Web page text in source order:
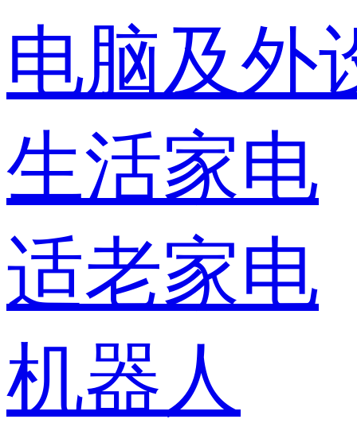
电脑及外
生活家电
适老家电
机器人